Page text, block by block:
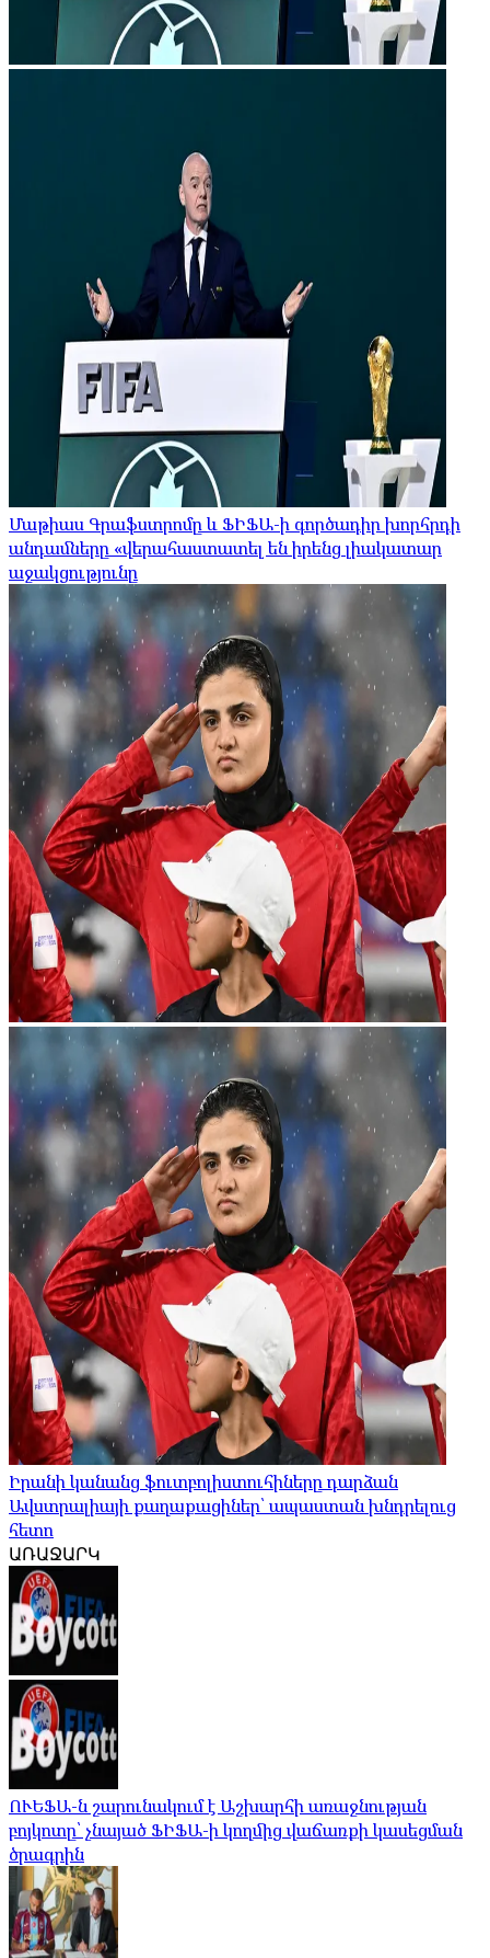
Մաթիաս Գրաֆստրոմը և ՖԻՖԱ-ի գործադիր խորհրդի
անդամները «վերահաստատել են իրենց լիակատար
աջակցությունը
Իրանի կանանց ֆուտբոլիստուհիները դարձան
Ավստրալիայի քաղաքացիներ՝ ապաստան խնդրելուց
հետո
ԱՌԱՋԱՐԿ
ՈՒԵՖԱ-ն շարունակում է Աշխարհի առաջնության
բոյկոտը՝ չնայած ՖԻՖԱ-ի կողմից վաճառքի կասեցման
ծրագրին